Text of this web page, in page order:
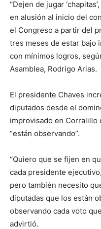
“Dejen de jugar
en alusión al inicio del
el Congreso a partir del
tres meses de estar bajo
con mínimos logros,
Asamblea, Rodrigo Arias.
El presidente Chaves
diputados desde el
improvisado en Corralillo
“están observando”.
“Quiero que se fijen en
cada presidente
pero también necesito
diputadas que los están
observando cada voto
advirtió.